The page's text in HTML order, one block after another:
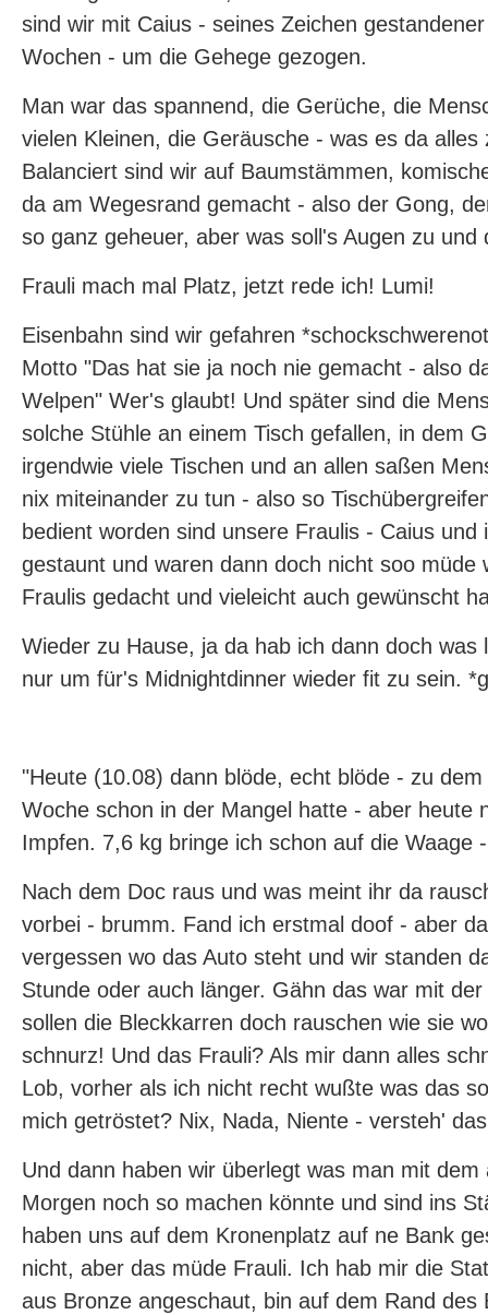
sind wir mit Caius - seines Zeichen
Wochen - um die Gehege gezogen.
Man war das spannend, die Gerüche, die
vielen Kleinen, die Geräusche - was es da alles
Balanciert sind wir auf Baumstämmen,
da am Wegesrand gemacht - also der Gong,
so ganz geheuer, aber was soll's Augen zu und
Frauli mach mal Platz, jetzt rede ich! Lumi!
Eisenbahn sind wir gefahren
Motto "Das hat sie ja noch nie gemacht - also
Welpen" Wer's glaubt! Und später sind die
solche Stühle an einem Tisch gefallen, in dem
irgendwie viele Tischen und an allen saßen
nix miteinander zu tun - also so
bedient worden sind unsere Fraulis - Caius und
gestaunt und waren dann doch nicht soo müde
Fraulis gedacht und vieleicht auch gewünscht
Wieder zu Hause, ja da hab ich dann doch was
nur um für's Midnightdinner wieder fit zu sein.
"Heute (10.08) dann blöde, echt blöde - zu
Woche schon in der Mangel hatte - aber heute
Impfen. 7,6 kg bringe ich schon auf die Waage
Nach dem Doc raus und was meint ihr da
vorbei - brumm. Fand ich erstmal doof - aber
vergessen wo das Auto steht und wir standen
Stunde oder auch länger. Gähn das war mit
sollen die Bleckkarren doch rauschen wie sie
schnurz! Und das Frauli? Als mir dann alles
Lob, vorher als ich nicht recht wußte was das
mich getröstet? Nix, Nada, Niente - versteh'
Und dann haben wir überlegt was man mit dem
Morgen noch so machen könnte und sind ins
haben uns auf dem Kronenplatz auf ne Bank
nicht, aber das müde Frauli. Ich hab mir die
aus Bronze angeschaut, bin auf dem Rand des